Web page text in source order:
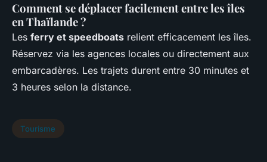
Comment se déplacer facilement entre les îles
en Thaïlande ?
Les ferry et speedboats relient efficacement les îles.
Réservez via les agences locales ou directement aux
embarcadères. Les trajets durent entre 30 minutes et
3 heures selon la distance.
Tourisme